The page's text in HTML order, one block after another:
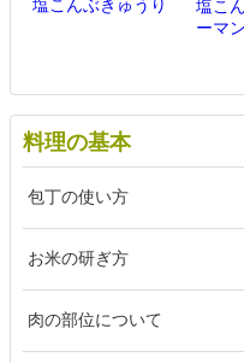
塩こんぶきゅうり
塩こ
ーマン
料理の基本
包丁の使い方
お米の研ぎ方
肉の部位について